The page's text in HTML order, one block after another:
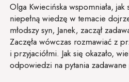
Olga Kwiecińska wspomniała, jak
niepełną wiedzę w temacie
młodszy syn, Janek, zaczął
Zaczęła wówczas rozmawiać z
i przyjaciółmi. Jak się okazało,
odpowiedzi na pytania